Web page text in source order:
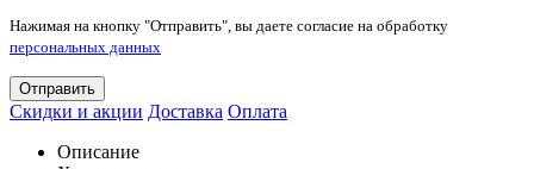
Нажимая на кнопку "Отправить", вы даете согласие на обработку
персональных данных
Отправить
Скидки и акции Доставка Оплата
Описание